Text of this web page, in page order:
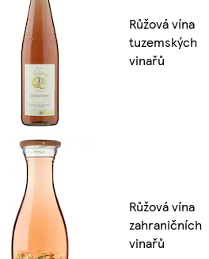
Růžová vína
tuzemských
vinařů
Růžová vína
zahraničních
vinařů